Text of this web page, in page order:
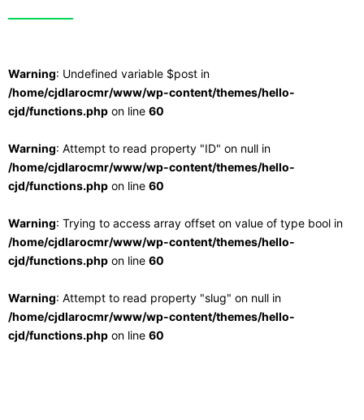
Warning: Undefined variable $post in
/home/cjdlarocmr/www/wp-content/themes/hello-
cjd/functions.php on line 60
Warning: Attempt to read property "ID" on null in
/home/cjdlarocmr/www/wp-content/themes/hello-
cjd/functions.php on line 60
Warning: Trying to access array offset on value of type bool in
/home/cjdlarocmr/www/wp-content/themes/hello-
cjd/functions.php on line 60
Warning: Attempt to read property "slug" on null in
/home/cjdlarocmr/www/wp-content/themes/hello-
cjd/functions.php on line 60